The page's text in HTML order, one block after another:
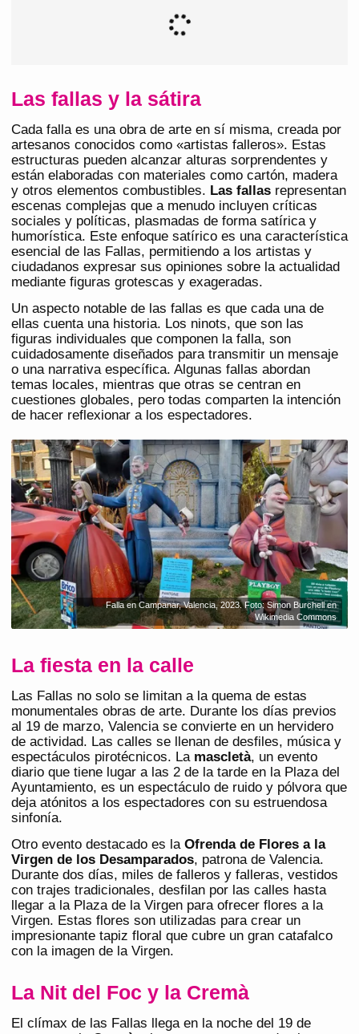
Las fallas y la sátira
Cada falla es una obra de arte en sí misma, creada por
artesanos conocidos como «artistas falleros». Estas
estructuras pueden alcanzar alturas sorprendentes y
están elaboradas con materiales como cartón, madera
y otros elementos combustibles. Las fallas representan
escenas complejas que a menudo incluyen críticas
sociales y políticas, plasmadas de forma satírica y
humorística. Este enfoque satírico es una característica
esencial de las Fallas, permitiendo a los artistas y
ciudadanos expresar sus opiniones sobre la actualidad
mediante figuras grotescas y exageradas​.
Un aspecto notable de las fallas es que cada una de
ellas cuenta una historia. Los ninots, que son las
figuras individuales que componen la falla, son
cuidadosamente diseñados para transmitir un mensaje
o una narrativa específica. Algunas fallas abordan
temas locales, mientras que otras se centran en
cuestiones globales, pero todas comparten la intención
de hacer reflexionar a los espectadores.
Falla en Campanar, Valencia, 2023. Foto: Simon Burchell en
Wikimedia Commons
La fiesta en la calle
Las Fallas no solo se limitan a la quema de estas
monumentales obras de arte. Durante los días previos
al 19 de marzo, Valencia se convierte en un hervidero
de actividad. Las calles se llenan de desfiles, música y
espectáculos pirotécnicos. La mascletà, un evento
diario que tiene lugar a las 2 de la tarde en la Plaza del
Ayuntamiento, es un espectáculo de ruido y pólvora que
deja atónitos a los espectadores con su estruendosa
sinfonía​.
Otro evento destacado es la Ofrenda de Flores a la
Virgen de los Desamparados, patrona de Valencia.
Durante dos días, miles de falleros y falleras, vestidos
con trajes tradicionales, desfilan por las calles hasta
llegar a la Plaza de la Virgen para ofrecer flores a la
Virgen. Estas flores son utilizadas para crear un
impresionante tapiz floral que cubre un gran catafalco
con la imagen de la Virgen.
La Nit del Foc y la Cremà
El clímax de las Fallas llega en la noche del 19 de